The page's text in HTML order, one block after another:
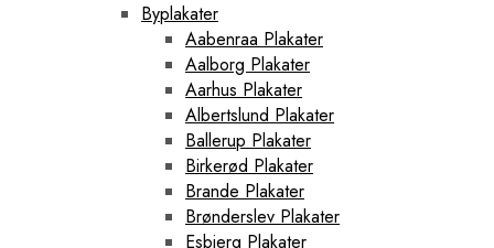
Byplakater
Aabenraa Plakater
Aalborg Plakater
Aarhus Plakater
Albertslund Plakater
Ballerup Plakater
Birkerød Plakater
Brande Plakater
Brønderslev Plakater
Esbjerg Plakater